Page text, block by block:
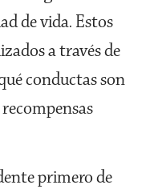
de vida. Estos
a través de
conductas son
recompensas
primero de